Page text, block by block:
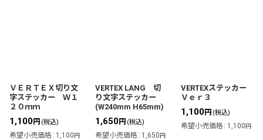
ＶＥＲＴＥＸ切り文
字ステッカー Ｗ１
２０ｍｍ
1,100円 (税込)
希望小売価格 : 1,100円
VERTEX LANG 切
り文字ステッカー
(W240mm H65mm)
1,650円 (税込)
希望小売価格 : 1,650円
VERTEXステッカー
Ｖｅｒ３
1,100円 (税込)
希望小売価格 : 1,100円